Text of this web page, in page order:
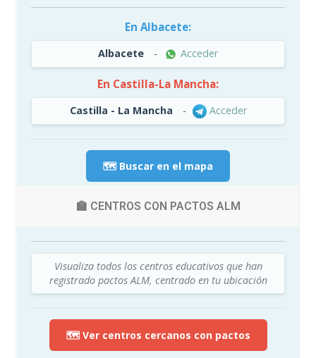
En Albacete:
Albacete - Acceder
En Castilla-La Mancha:
Castilla - La Mancha - Acceder
🗺️ Buscar en el mapa
🏫 CENTROS CON PACTOS ALM
Visualiza todos los centros educativos que han
registrado pactos ALM, centrado en tu ubicación
🗺️ Ver centros cercanos con pactos